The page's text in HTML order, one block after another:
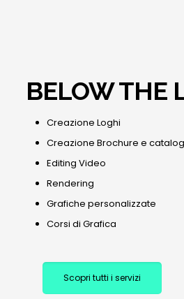
BELOW THE
Creazione Loghi
Creazione Brochure e
Editing Video
Rendering
Grafiche personalizzate
Corsi di Grafica
Scopri tutti i servizi